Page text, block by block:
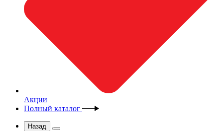
Акции
Полный каталог
Назад